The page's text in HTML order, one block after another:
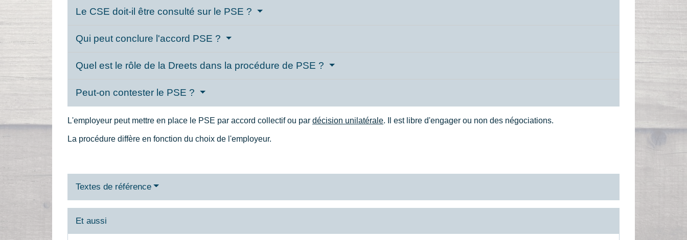
Le CSE doit-il être consulté sur le PSE ?
Qui peut conclure l'accord PSE ?
Quel est le rôle de la Dreets dans la procédure de PSE ?
Peut-on contester le PSE ?
L'employeur peut mettre en place le PSE par accord collectif ou par décision unilatérale. Il est libre d'engager ou non des négociations.
La procédure diffère en fonction du choix de l'employeur.
Textes de référence
Et aussi